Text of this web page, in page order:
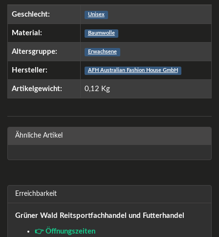
Geschlecht: Unisex
Material: Baumwolle
Altersgruppe: Erwachsene
Hersteller: AFH Australian Fashion House GmbH
Artikelgewicht: 0,12 Kg
Ähnliche Artikel
Erreichbarkeit
Grüner Wald Reitsportfachhandel und Futterhandel
👉 Öffnungszeiten